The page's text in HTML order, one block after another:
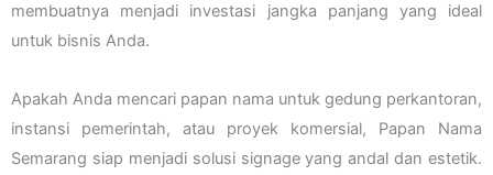
membuatnya menjadi investasi jangka panjang yang ideal
untuk bisnis Anda.
Apakah Anda mencari papan nama untuk gedung perkantoran,
instansi pemerintah, atau proyek komersial, Papan Nama
Semarang siap menjadi solusi signage yang andal dan estetik.